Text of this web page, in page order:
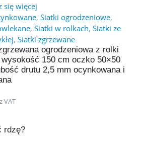
się więcej
, Siatki ogrodzeniowe,
, Siatki w rolkach, Siatki ze
, Siatki zgrzewane
ogrodzeniowa z rolki
150 cm oczko 50×50
drutu 2,5 mm ocynkowana i
z VAT
rdzę?